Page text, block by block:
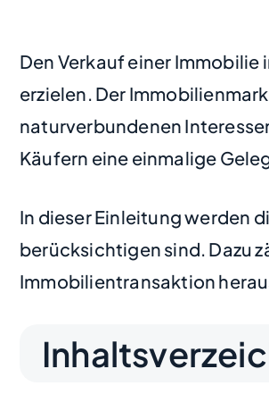
Den Verkauf einer
erzielen. Der
naturverbundenen
Käufern eine einmalige
In dieser Einleitung werden
berücksichtigen sind. Dazu
Immobilientransaktion